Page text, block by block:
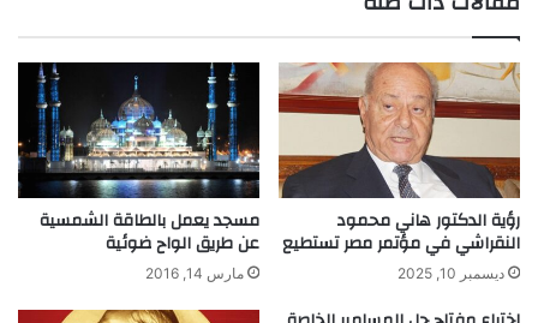
رؤية الدكتور هاني محمود
النقراشي في مؤتمر مصر تستطيع
ديسمبر 10, 2025
مسجد يعمل بالطاقة الشمسية
عن طريق الواح ضوئية
مارس 14, 2016